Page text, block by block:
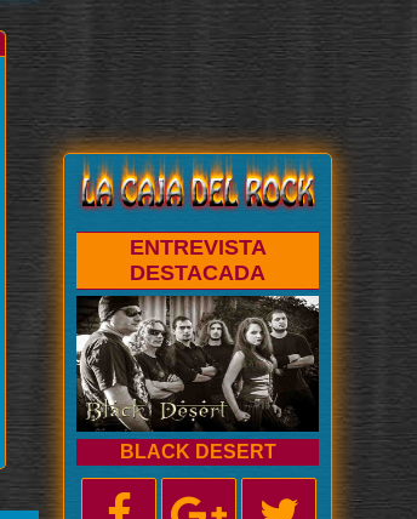
ENTREVISTA
DESTACADA
BLACK DESERT